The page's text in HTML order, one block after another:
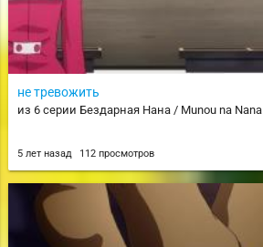
не тревожить
из 6 серии Бездарная Нана / Munou na Nana
5 лет назад 112 просмотров